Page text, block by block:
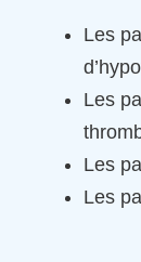
Les
Les
Les
Les